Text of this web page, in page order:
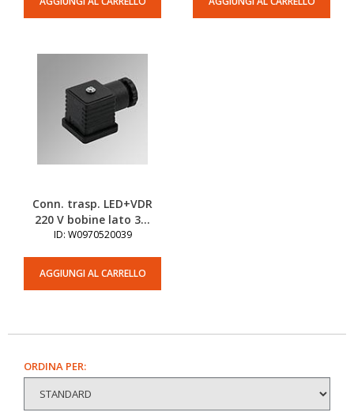
Conn. trasp. LED+VDR
220 V bobine lato 3...
ID: W0970520039
AGGIUNGI AL CARRELLO
ORDINA PER: